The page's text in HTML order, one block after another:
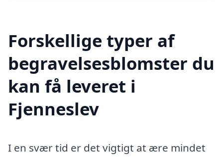
Forskellige typer af
begravelsesblomster du
kan få leveret i
Fjenneslev
I en svær tid er det vigtigt at ære mindet